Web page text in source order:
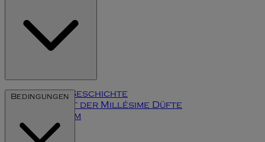
Unsere Geschichte
Die Kunst der Millésime Düfte
Impressum
Bedingungen